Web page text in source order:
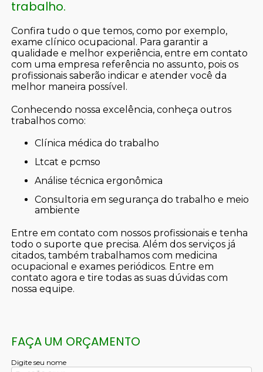
trabalho.
Confira tudo o que temos, como por exemplo,
exame clínico ocupacional. Para garantir a
qualidade e melhor experiência, entre em contato
com uma empresa referência no assunto, pois os
profissionais saberão indicar e atender você da
melhor maneira possível.
Conhecendo nossa excelência, conheça outros
trabalhos como:
clínica médica do trabalho
ltcat e pcmso
análise técnica ergonômica
consultoria em segurança do trabalho e meio
ambiente
Entre em contato com nossos profissionais e tenha
todo o suporte que precisa. Além dos serviços já
citados, também trabalhamos com medicina
ocupacional e exames periódicos. Entre em
contato agora e tire todas as suas dúvidas com
nossa equipe.
FAÇA UM ORÇAMENTO
Digite seu nome